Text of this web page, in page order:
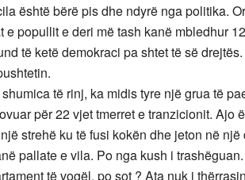
është bërë pis dhe ndyrë nga politika.
e popullit e deri më tash kanë mbledhur
të ketë demokraci pa shtet të së
të rinj, ka midis tyre një grua të
për 22 vjet tmerret e tranzicionit. Ajo
strehë ku të fusi kokën dhe jeton në
pallate e vila. Po nga kush i
të vogël, po sot ? Ata nuk i